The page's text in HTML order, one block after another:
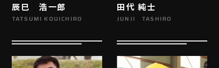
辰巳 浩一郎
TATSUMI KOUICHIRO
田代 純士
JUNJI TASHIRO